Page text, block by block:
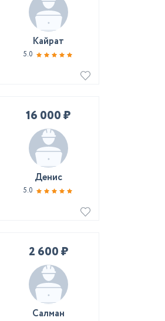
Кайрат
5.0
16 000 ₽
Денис
5.0
2 600 ₽
Салман